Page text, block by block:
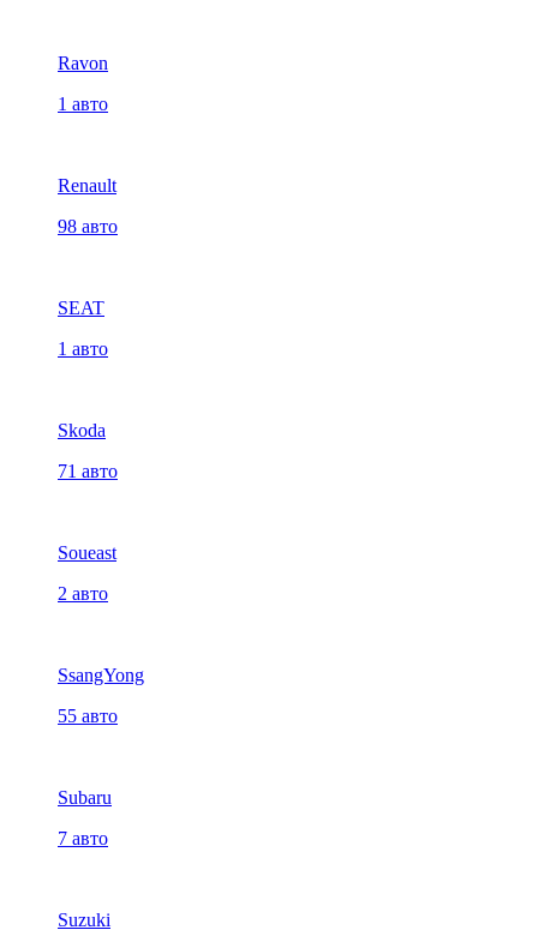
Ravon
1 авто
Renault
98 авто
SEAT
1 авто
Skoda
71 авто
Soueast
2 авто
SsangYong
55 авто
Subaru
7 авто
Suzuki